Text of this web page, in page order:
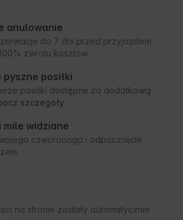
anulowanie
do 7 dni przed przyjazdem
zwrotu kosztów.
posiłki
posiłki dostępne za dodatkową
szczegóły
mile widziane
czworonoga i odpocznijcie
na stronie zostały automatycznie